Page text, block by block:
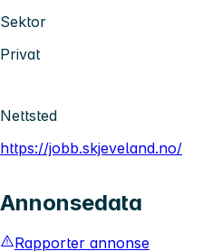
Sektor
Privat
Nettsted
https://jobb.skjeveland.no/
Annonsedata
Rapporter annonse